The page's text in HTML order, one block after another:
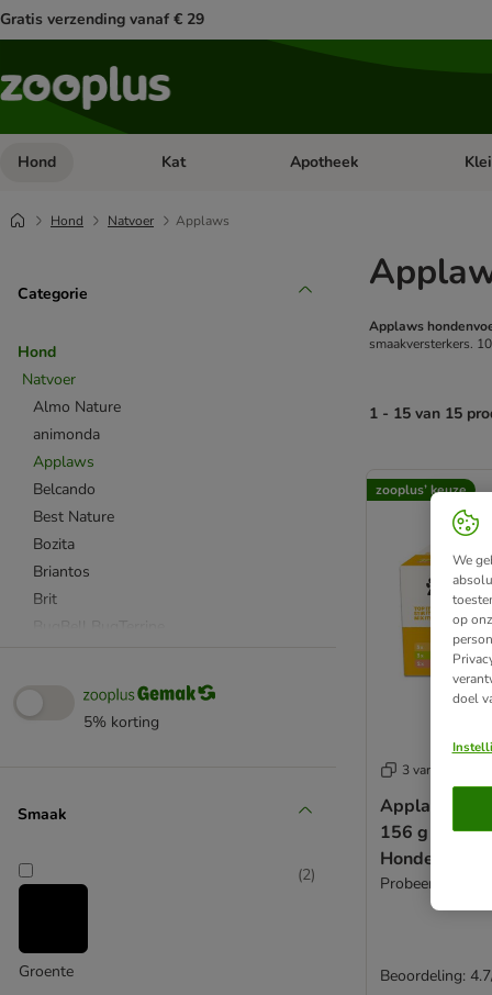
Gratis verzending vanaf € 29
Hond Open categorie menu: Hond
Kat Open categorie menu: Kat
Apotheek
Hond Natvoer Applaws
Categorie
Hond
Natvoer
Almo Nature
animonda
Applaws
Belcando
Best Nature
Bozita
Briantos
Brit
Calibra
Disugual
Encore
Eukanuba
5% korting
Smaak
Groente
(2)
Applaws
smaakversterkers.
1 - 15 van 15
zooplus’ keuze
3 varianten
Applaws
156 g
Hondenvoer
Beoordeling:
We
op
doel